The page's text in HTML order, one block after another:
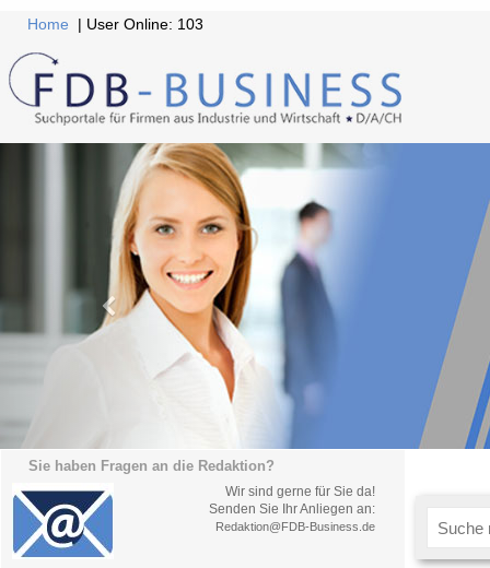
Home | User Online: 103
Sie haben Fragen an die Redaktion?
Wir sind gerne für Sie da!
Senden Sie Ihr Anliegen an:
Redaktion@FDB-Business.de